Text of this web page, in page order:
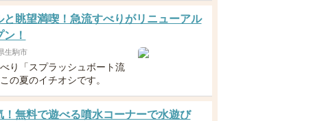
と眺望満喫！急流すべりがリニューアル
！
生駒市
り「スプラッシュボート流
の夏のイチオシです。
！無料で遊べる噴水コーナーで水遊び